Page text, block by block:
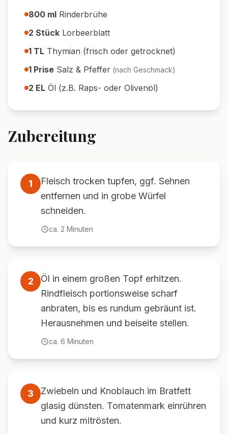
800 ml Rinderbrühe
2 Stück Lorbeerblatt
1 TL Thymian (frisch oder getrocknet)
1 Prise Salz & Pfeffer (nach Geschmack)
2 EL Öl (z.B. Raps- oder Olivenöl)
Zubereitung
1
Fleisch trocken tupfen, ggf. Sehnen
entfernen und in grobe Würfel
schneiden.
ca. 2 Minuten
2
Öl in einem großen Topf erhitzen.
Rindfleisch portionsweise scharf
anbraten, bis es rundum gebräunt ist.
Herausnehmen und beiseite stellen.
ca. 6 Minuten
3
Zwiebeln und Knoblauch im Bratfett
glasig dünsten. Tomatenmark einrühren
und kurz mitrösten.